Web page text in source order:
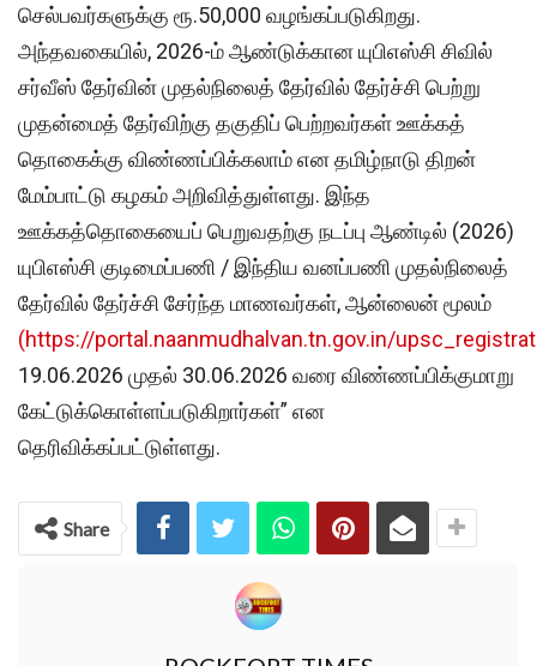
செல்பவர்களுக்கு ரூ.50,000 வழங்கப்படுகிறது.
அந்தவகையில், 2026-ம் ஆண்டுக்கான யுபிஎஸ்சி சிவில்
சர்வீஸ் தேர்வின் முதல்நிலைத் தேர்வில் தேர்ச்சி பெற்று
முதன்மைத் தேர்விற்கு தகுதிப் பெற்றவர்கள் ஊக்கத்
தொகைக்கு விண்ணப்பிக்கலாம் என தமிழ்நாடு திறன்
மேம்பாட்டு கழகம் அறிவித்துள்ளது. இந்த
ஊக்கத்தொகையைப் பெறுவதற்கு நடப்பு ஆண்டில் (2026)
யுபிஎஸ்சி குடிமைப்பணி / இந்திய வனப்பணி முதல்நிலைத்
தேர்வில் தேர்ச்சி சேர்ந்த மாணவர்கள், ஆன்லைன் மூலம்
(https://portal.naanmudhalvan.tn.gov.in/
19.06.2026 முதல் 30.06.2026 வரை விண்ணப்பிக்குமாறு
கேட்டுக்கொள்ளப்படுகிறார்கள்” என
தெரிவிக்கப்பட்டுள்ளது.
Share